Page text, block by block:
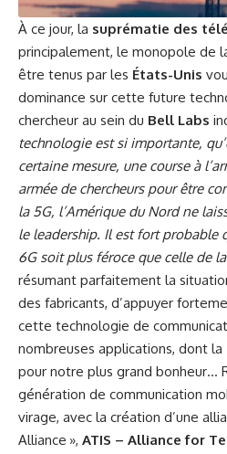
À ce jour, la suprématie des
principalement, le monopole de
être tenus par les États-Unis
dominance sur cette future
chercheur au sein du Bell Labs
technologie est si importante,
certaine mesure, une course à
armée de chercheurs pour être
la 5G, l’Amérique du Nord ne
le leadership. Il est fort probable
6G soit plus féroce que celle de
résumant parfaitement la
des fabricants, d’appuyer
cette technologie de
nombreuses applications, dont la
pour notre plus grand bonheur…
génération de communication
virage, avec la création d’une
Alliance », ATIS – Alliance for